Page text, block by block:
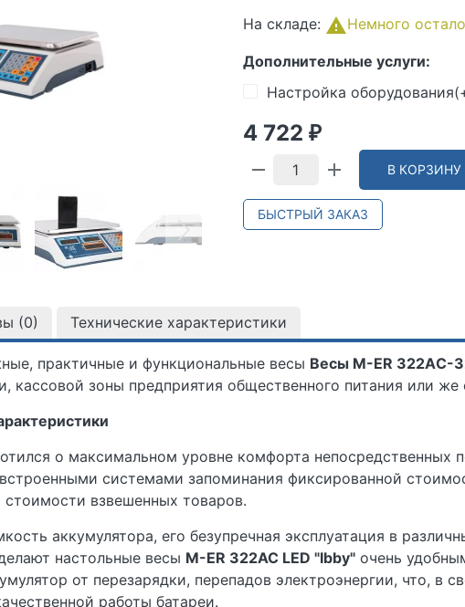
На складе:
Немного
Дополнительные услуги:
Настройка
4 722 ₽
В КОРЗИНУ
БЫСТРЫЙ ЗАКАЗ
(0) Технические характеристики
практичные и функциональные весы Весы M-ER 322AС-
кассовой зоны предприятия общественного питания или
о максимальном уровне комфорта непосредственных
системами запоминания фиксированной
взвешенных товаров.
аккумулятора, его безупречная эксплуатация в
настольные весы M-ER 322AC LED "Ibby" очень
от перезарядки, перепадов электроэнергии, что, в
работы батареи.